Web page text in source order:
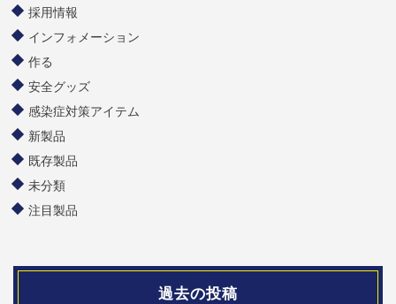
採用情報
インフォメーション
作る
安全グッズ
感染症対策アイテム
新製品
既存製品
未分類
注目製品
過去の投稿